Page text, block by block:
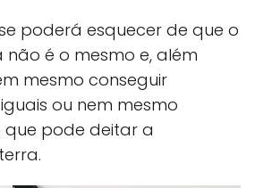
poderá esquecer de que o
é o mesmo e, além
mesmo conseguir
ou nem mesmo
que pode deitar a